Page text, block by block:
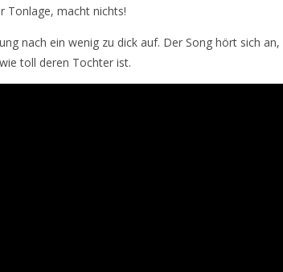
Tonlage, macht nichts!
nach ein wenig zu dick auf. Der Song hört sich an,
toll deren Tochter ist.